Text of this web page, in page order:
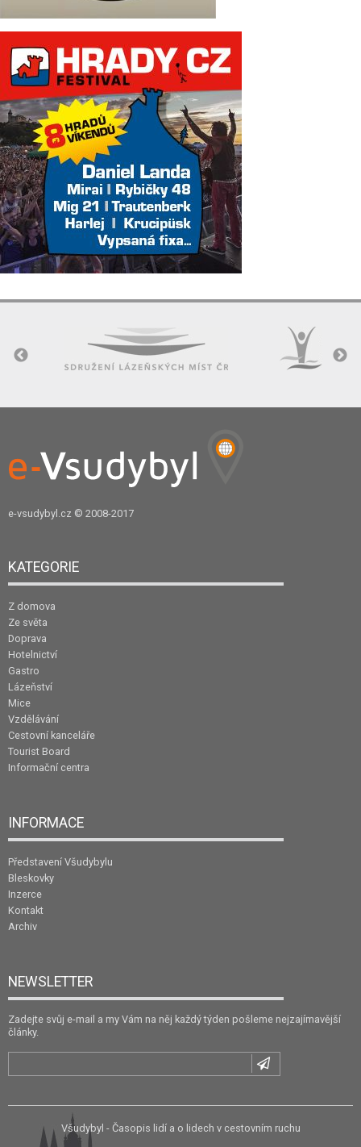
e-vsudybyl.cz © 2008-2017
KATEGORIE
Z domova
Ze světa
Doprava
Hotelnictví
Gastro
Lázeňství
Mice
Vzdělávání
Cestovní kanceláře
Tourist Board
Informační centra
INFORMACE
Představení Všudybylu
Bleskovky
Inzerce
Kontakt
Archiv
NEWSLETTER
Zadejte svůj e-mail a my Vám na něj každý týden pošleme nejzajímavější
články.
Všudybyl - Časopis lidí a o lidech v cestovním ruchu